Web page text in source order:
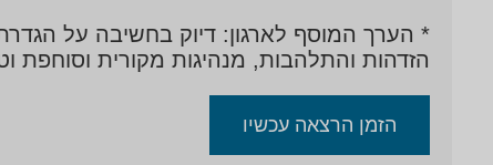
* הערך המוסף לארגון: דיוק בחשיבה על
הזדהות והתלהבות, מנהיגות מקורית וסוחפת
הזמן הרצאה עכשיו